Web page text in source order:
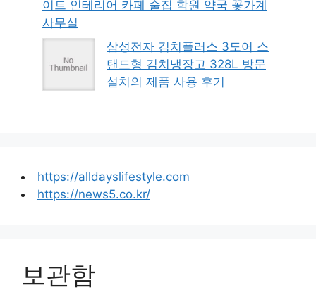
이트 인테리어 카페 술집 학원 약국 꽃가계
사무실
삼성전자 김치플러스 3도어 스
탠드형 김치냉장고 328L 방문
설치의 제품 사용 후기
https://alldayslifestyle.com
https://news5.co.kr/
보관함